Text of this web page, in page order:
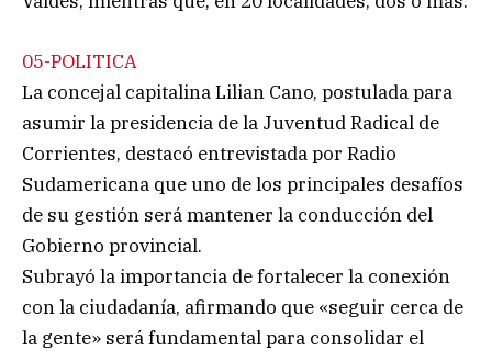
05-POLITICA
La concejal capitalina Lilian Cano, postulada para
asumir la presidencia de la Juventud Radical de
Corrientes, destacó entrevistada por Radio
Sudamericana que uno de los principales desafíos
de su gestión será mantener la conducción del
Gobierno provincial.
Subrayó la importancia de fortalecer la conexión
con la ciudadanía, afirmando que «seguir cerca de
la gente» será fundamental para consolidar el